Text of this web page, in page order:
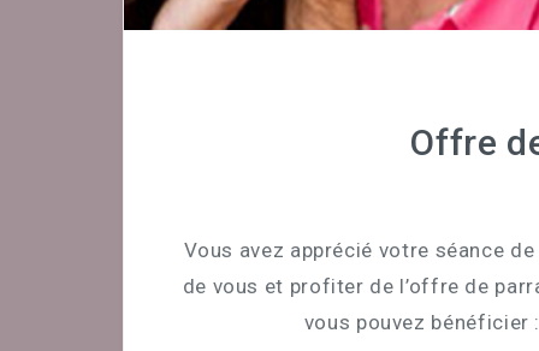
Offre
Vous avez apprécié votre séance
de vous et profiter de l’offre de
vous pouvez bénéficier